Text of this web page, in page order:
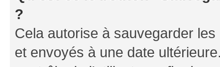
?
Cela autorise à sauvegarder
et envoyés à une date